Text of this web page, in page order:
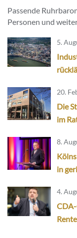
Passende
Personen und
5.
20.
Die
im
8.
in
4.